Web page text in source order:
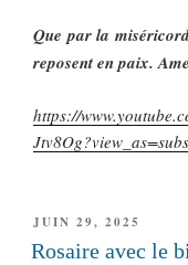
Que par la
reposent en paix.
https://
PUBLIÉ
LE
JUIN 29, 2025
Rosaire avec le